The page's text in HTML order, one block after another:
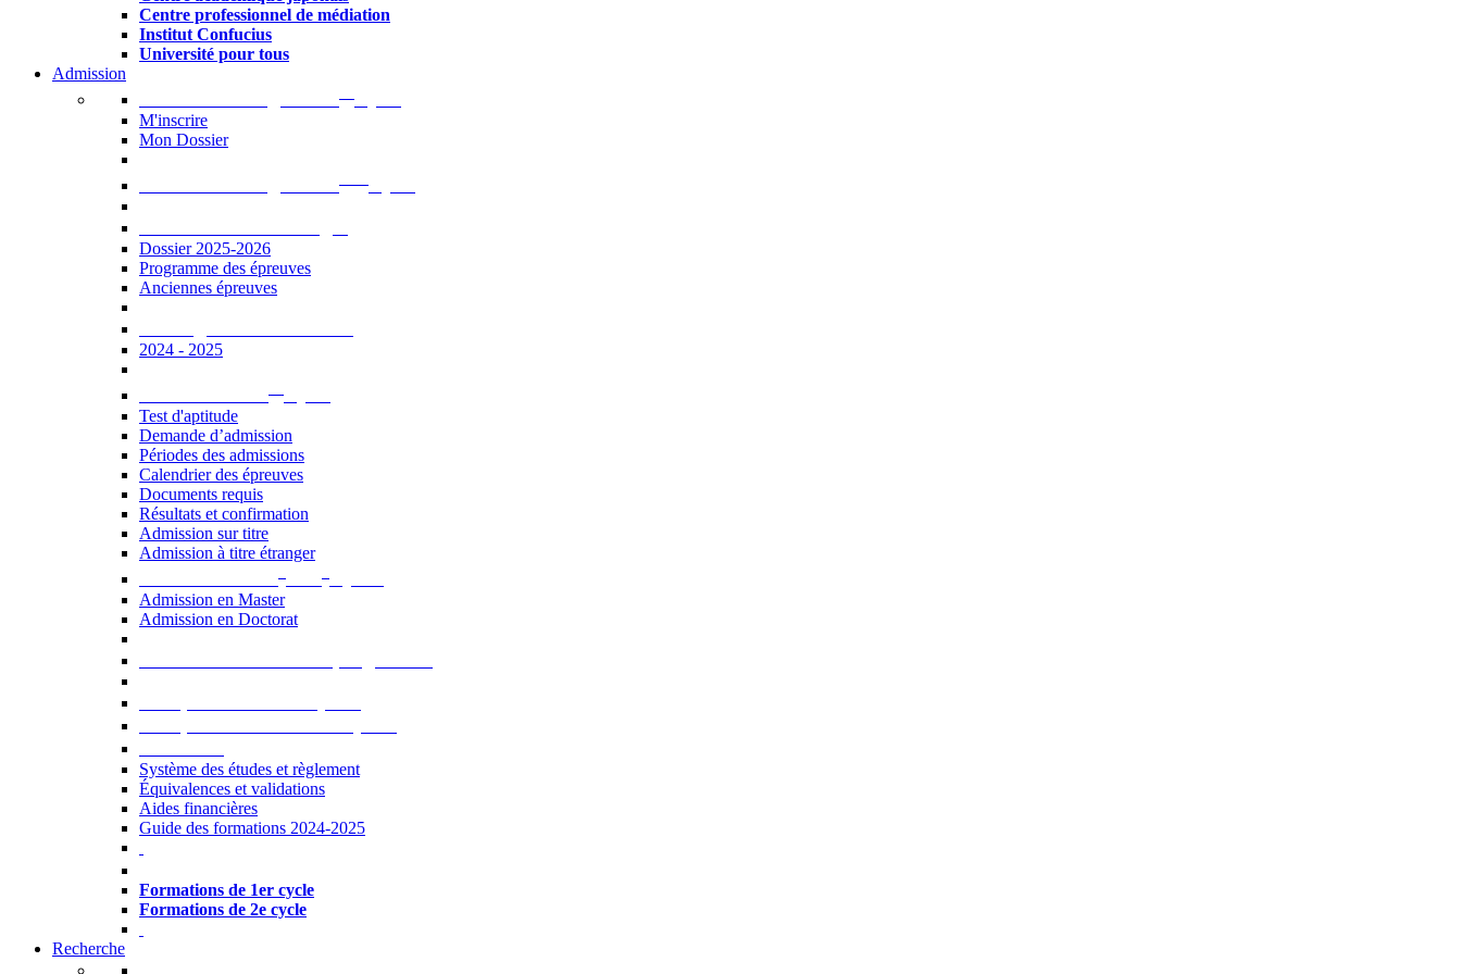
Centre professionnel de médiation
Institut Confucius
Université pour tous
Admission
M'inscrire
Mon Dossier
Dossier 2025-2026
Programme des épreuves
Anciennes épreuves
2024 - 2025
Test d'aptitude
Demande d’admission
Périodes des admissions
Calendrier des épreuves
Documents requis
Résultats et confirmation
Admission sur titre
Admission à titre étranger
Admission en Master
Admission en Doctorat
Système des études et règlement
Équivalences et validations
Aides financières
Guide des formations 2024-2025
Formations de 1er cycle
Formations de 2e cycle
Recherche